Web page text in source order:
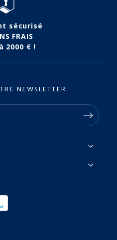
sécurisé
FRAIS
2000 € !
NEWSLETTER